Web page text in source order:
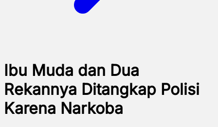
Ibu Muda dan Dua
Rekannya Ditangkap Polisi
Karena Narkoba